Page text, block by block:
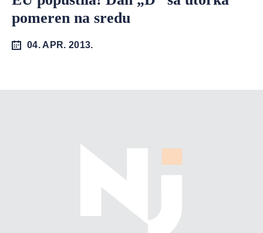
pomeren na sredu
04. APR. 2013.